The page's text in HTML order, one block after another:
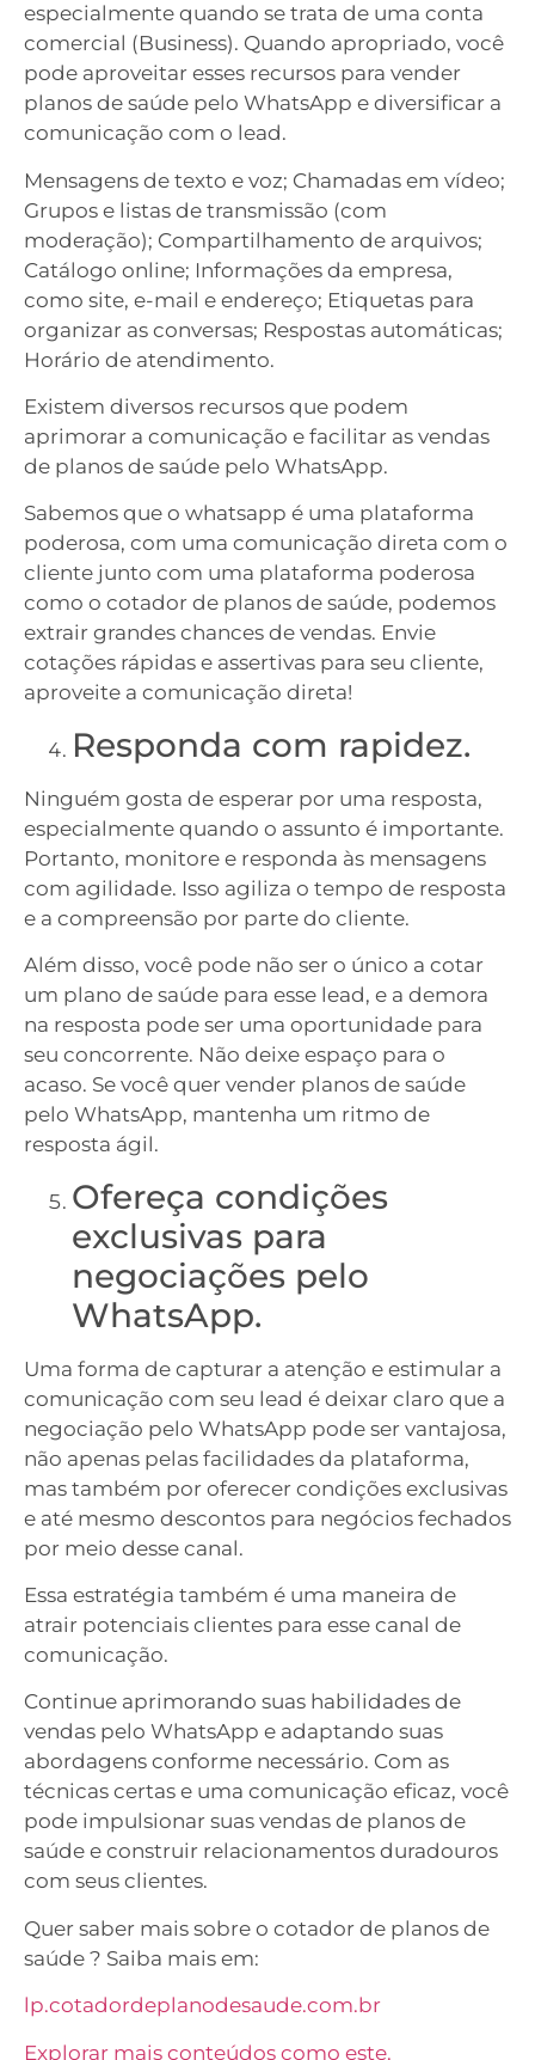
especialmente quando se trata de uma conta
comercial (Business). Quando apropriado, você
pode aproveitar esses recursos para vender
planos de saúde pelo WhatsApp e diversificar a
comunicação com o lead.
Mensagens de texto e voz; Chamadas em vídeo;
Grupos e listas de transmissão (com
moderação); Compartilhamento de arquivos;
Catálogo online; Informações da empresa,
como site, e-mail e endereço; Etiquetas para
organizar as conversas; Respostas automáticas;
Horário de atendimento.
Existem diversos recursos que podem
aprimorar a comunicação e facilitar as vendas
de planos de saúde pelo WhatsApp.
Sabemos que o whatsapp é uma plataforma
poderosa, com uma comunicação direta com o
cliente junto com uma plataforma poderosa
como o cotador de planos de saúde, podemos
extrair grandes chances de vendas. Envie
cotações rápidas e assertivas para seu cliente,
aproveite a comunicação direta!
Responda com rapidez.
Ninguém gosta de esperar por uma resposta,
especialmente quando o assunto é importante.
Portanto, monitore e responda às mensagens
com agilidade. Isso agiliza o tempo de resposta
e a compreensão por parte do cliente.
Além disso, você pode não ser o único a cotar
um plano de saúde para esse lead, e a demora
na resposta pode ser uma oportunidade para
seu concorrente. Não deixe espaço para o
acaso. Se você quer vender planos de saúde
pelo WhatsApp, mantenha um ritmo de
resposta ágil.
Ofereça condições
exclusivas para
negociações pelo
WhatsApp.
Uma forma de capturar a atenção e estimular a
comunicação com seu lead é deixar claro que a
negociação pelo WhatsApp pode ser vantajosa,
não apenas pelas facilidades da plataforma,
mas também por oferecer condições exclusivas
e até mesmo descontos para negócios fechados
por meio desse canal.
Essa estratégia também é uma maneira de
atrair potenciais clientes para esse canal de
comunicação.
Continue aprimorando suas habilidades de
vendas pelo WhatsApp e adaptando suas
abordagens conforme necessário. Com as
técnicas certas e uma comunicação eficaz, você
pode impulsionar suas vendas de planos de
saúde e construir relacionamentos duradouros
com seus clientes.
Quer saber mais sobre o cotador de planos de
saúde ? Saiba mais em:
lp.cotadordeplanodesaude.com.br
Explorar mais conteúdos como este.